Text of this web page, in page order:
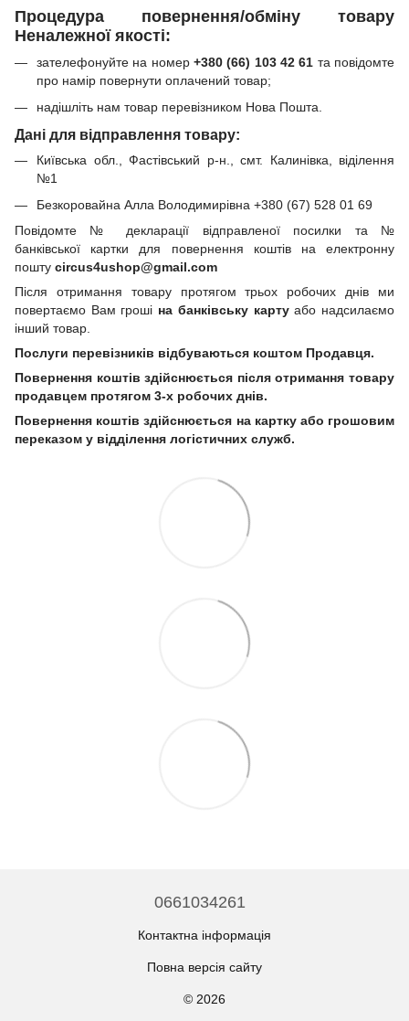
Процедура повернення/обміну товару
Неналежної якості:
зателефонуйте на номер +380 (66) 103 42 61 та повідомте
про намір повернути оплачений товар;
надішліть нам товар перевізником Нова Пошта.
Дані для відправлення товару:
Київська обл., Фастівський р-н., смт. Калинівка, віділення
№1
Безкоровайна Алла Володимирівна +380 (67) 528 01 69
Повідомте № декларації відправленої посилки та №
банківської картки для повернення коштів на електронну
пошту circus4ushop@gmail.com
Після отримання товару протягом трьох робочих днів ми
повертаємо Вам гроші на банківську картуабо надсилаємо
інший товар.
Послуги перевізників відбуваються коштом Продавця.
Повернення коштів здійснюється після отримання товару
продавцем протягом 3-х робочих днів.
Повернення коштів здійснюється на картку або грошовим
переказом у відділення логістичних служб.
0661034261
Контактна інформація
Повна версія сайту
© 2026